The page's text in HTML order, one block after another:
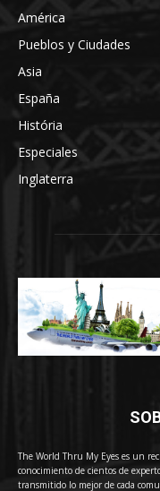
América
Pueblos y Ciudades
Asia
España
História
Especiales
Inglaterra
The World Thru My Eyes es un
conocimiento de cientos de
transmitido lo mejor de cada